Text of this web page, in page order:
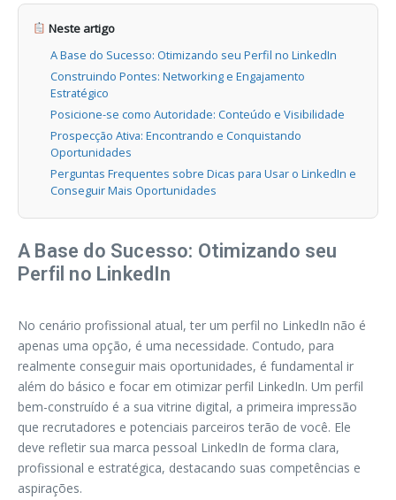
Neste artigo
A Base do Sucesso: Otimizando seu Perfil no LinkedIn
Construindo Pontes: Networking e Engajamento
Estratégico
Posicione-se como Autoridade: Conteúdo e Visibilidade
Prospecção Ativa: Encontrando e Conquistando
Oportunidades
Perguntas Frequentes sobre Dicas para Usar o LinkedIn e
Conseguir Mais Oportunidades
A Base do Sucesso: Otimizando seu
Perfil no LinkedIn
No cenário profissional atual, ter um perfil no LinkedIn não é
apenas uma opção, é uma necessidade. Contudo, para
realmente conseguir mais oportunidades, é fundamental ir
além do básico e focar em otimizar perfil LinkedIn. Um perfil
bem-construído é a sua vitrine digital, a primeira impressão
que recrutadores e potenciais parceiros terão de você. Ele
deve refletir sua marca pessoal LinkedIn de forma clara,
profissional e estratégica, destacando suas competências e
aspirações.